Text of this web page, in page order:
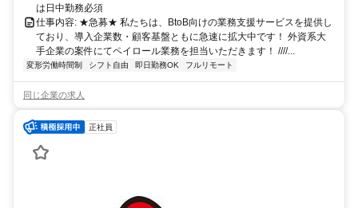
は日中勤務必須
仕事内容: ★急募★ 私たちは、BtoB向けの業務支援サービスを提供し
ており、導入企業数・顧客基盤ともに急速に拡大中です！ 外資系大
手企業の案件にてペイロール業務を担当いただきます！ ////...
変形労働時間制 シフト自由 即日勤務OK フルリモート
同じ企業の求人
正社員